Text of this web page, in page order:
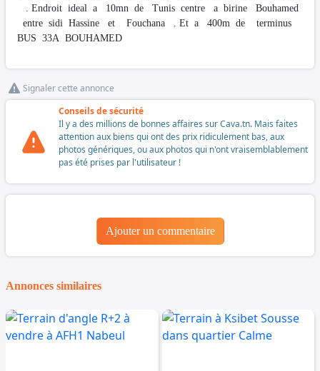
. Endroit ideal a 10mn de Tunis centre a birine Bouhamed
entre sidi Hassine et Fouchana . Et a 400m de terminus
BUS 33A BOUHAMED
Signaler cette annonce
Conseils de sécurité
Il y a des millions de bonnes affaires sur Cava.tn. Mais faites
attention aux biens qui ont des prix ridiculement bas, aux
photos génériques, ou aux photos qui n'ont vraisemblablement
pas été prises par l'utilisateur !
Ajouter un commentaire
Annonces similaires